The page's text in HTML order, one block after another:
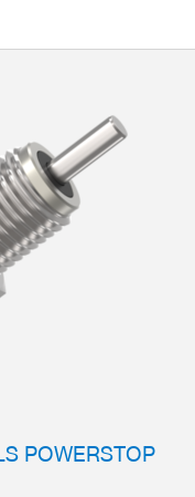
POWERSTOP